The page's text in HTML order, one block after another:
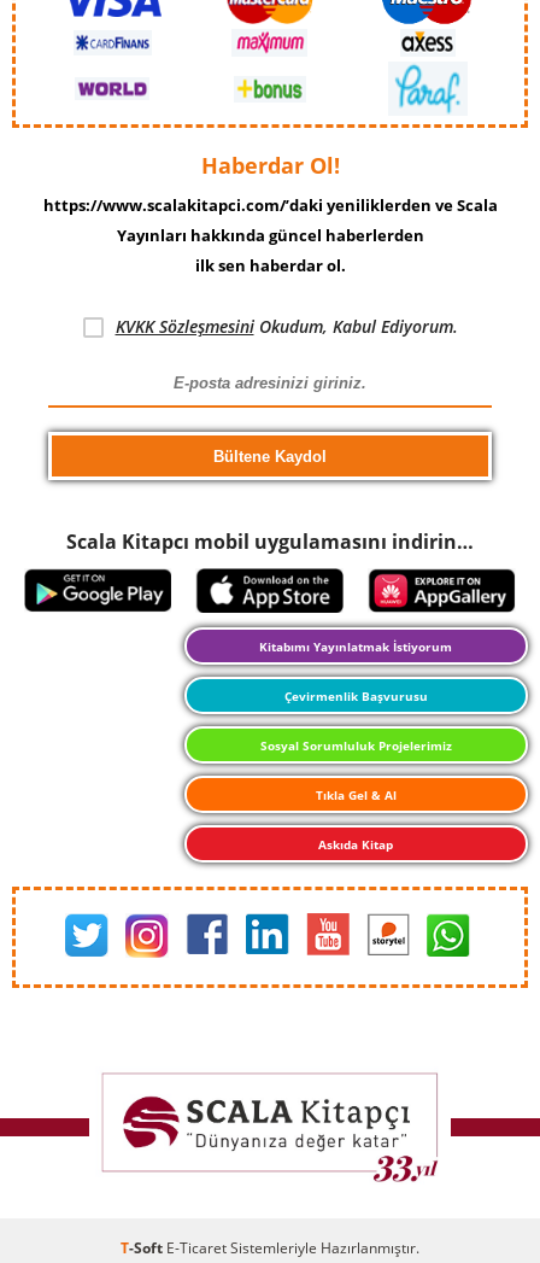
Haberdar Ol!
https://www.scalakitapci.com/’daki yeniliklerden ve Scala
Yayınları hakkında güncel haberlerden
ilk sen haberdar ol.
KVKK SözleşmesiniOkudum, Kabul Ediyorum.
Scala Kitapcı mobil uygulamasını indirin…
Kitabımı Yayınlatmak İstiyorum
Çevirmenlik Başvurusu
Sosyal Sorumluluk Projelerimiz
Tıkla Gel & Al
Askıda Kitap
T-Soft E-TicaretSistemleriyle Hazırlanmıştır.